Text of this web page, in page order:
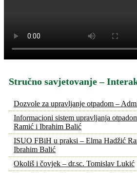
Stručno savjetovanje –
Dozvole za upravljanje otpadom –
Informacioni sistem upravljanja
Ramić i Ibrahim Balić
ISUO FBiH u praksi – Elma Hadžić
Ibrahim Balić
Okoliš i čovjek – dr.sc. Tomislav Lukić